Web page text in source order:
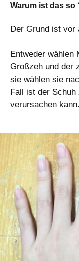
Warum ist das so
Der Grund ist vor
Entweder wählen
Großzeh und der
sie wählen sie
Fall ist der
verursachen kann.